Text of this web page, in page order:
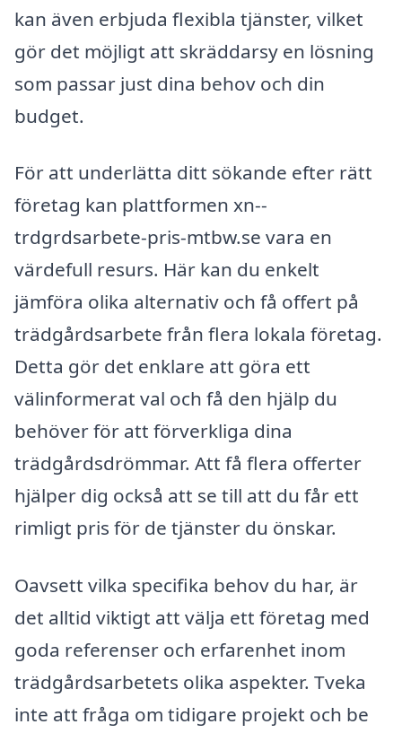
kan även erbjuda flexibla tjänster, vilket
gör det möjligt att skräddarsy en lösning
som passar just dina behov och din
budget.
För att underlätta ditt sökande efter rätt
företag kan plattformen xn--
trdgrdsarbete-pris-mtbw.se vara en
värdefull resurs. Här kan du enkelt
jämföra olika alternativ och få offert på
trädgårdsarbete från flera lokala företag.
Detta gör det enklare att göra ett
välinformerat val och få den hjälp du
behöver för att förverkliga dina
trädgårdsdrömmar. Att få flera offerter
hjälper dig också att se till att du får ett
rimligt pris för de tjänster du önskar.
Oavsett vilka specifika behov du har, är
det alltid viktigt att välja ett företag med
goda referenser och erfarenhet inom
trädgårdsarbetets olika aspekter. Tveka
inte att fråga om tidigare projekt och be